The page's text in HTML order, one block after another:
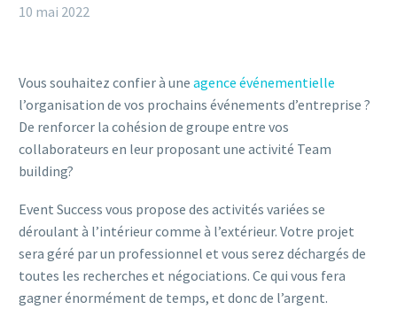
10 mai 2022
Vous souhaitez confier à une agence événementielle
l’organisation de vos prochains événements d’entreprise ?
De renforcer la cohésion de groupe entre vos
collaborateurs en leur proposant une activité Team
building?
Event Success vous propose des activités variées se
déroulant à l’intérieur comme à l’extérieur. Votre projet
sera géré par un professionnel et vous serez déchargés de
toutes les recherches et négociations. Ce qui vous fera
gagner énormément de temps, et donc de l’argent.